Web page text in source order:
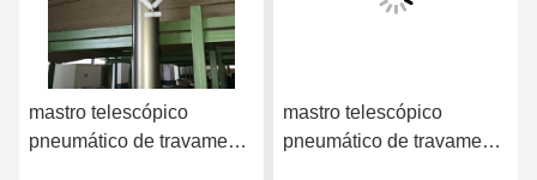
mastro telescópico
pneumático de travamento
mastro telescópico
pneumático de travamento